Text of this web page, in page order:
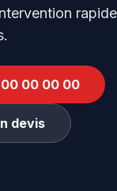
00 00 00 00
devis